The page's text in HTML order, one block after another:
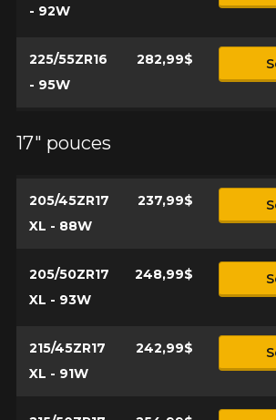
- 92W
225/55ZR16
- 95W
282,99$
17" pouces
205/45ZR17
XL - 88W
237,99$
205/50ZR17
XL - 93W
248,99$
215/45ZR17
XL - 91W
242,99$